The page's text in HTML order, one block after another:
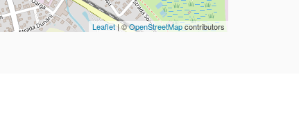
Leaflet| ©OpenStreetMapcontributors